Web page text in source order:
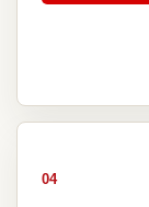
04